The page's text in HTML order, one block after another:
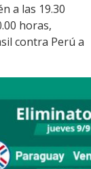
a las 19.30
horas,
contra Perú a